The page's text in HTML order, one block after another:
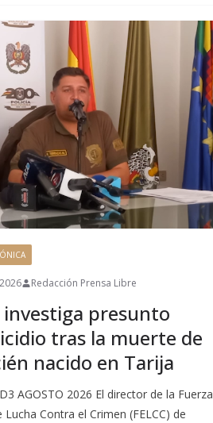
Redacción Prensa Libre
investiga presunto
tras la muerte de
nacido en Tarija
AGOSTO 2026 El director de la Fuerza
Lucha Contra el Crimen (FELCC) de